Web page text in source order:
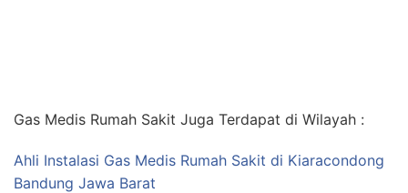
Gas Medis Rumah Sakit Juga Terdapat di Wilayah :
Ahli Instalasi Gas Medis Rumah Sakit di Kiaracondong
Bandung Jawa Barat